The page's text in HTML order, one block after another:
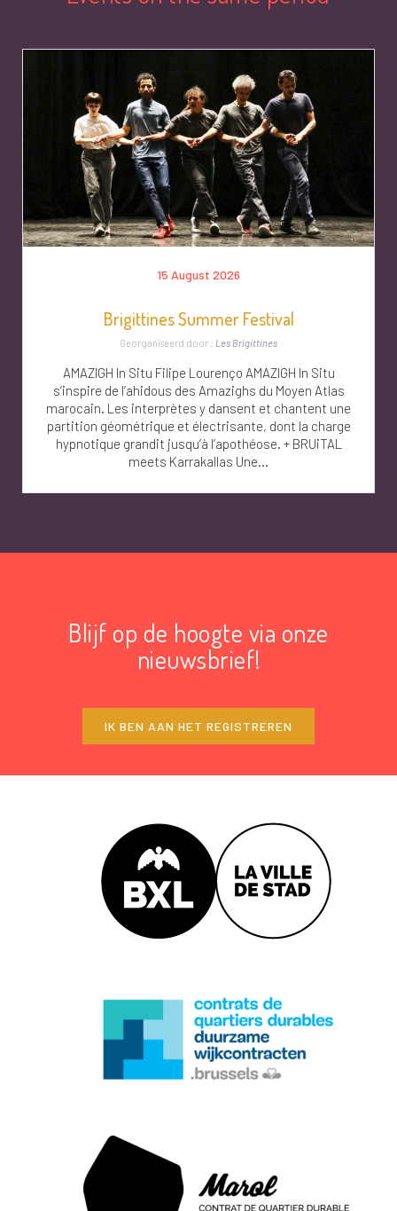
15 August 2026
Brigittines Summer Festival
Georganiseerd door : Les Brigittines
AMAZIGH In Situ Filipe Lourenço AMAZIGH In Situ
s’inspire de l’ahidous des Amazighs du Moyen Atlas
marocain. Les interprètes y dansent et chantent une
partition géométrique et électrisante, dont la charge
hypnotique grandit jusqu’à l’apothéose. + BRUiTAL
meets Karrakallas Une...
Blijf op de hoogte via onze
nieuwsbrief!
IK BEN AAN HET REGISTREREN